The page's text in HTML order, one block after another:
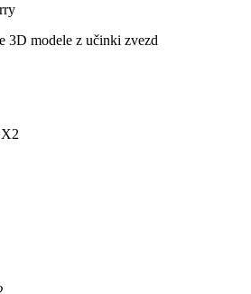
3D modele z učinki zvezd